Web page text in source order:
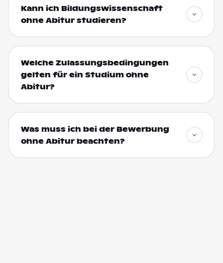
Kann ich Bildungswissenschaft
ohne Abitur studieren?
Welche Zulassungsbedingungen
gelten für ein Studium ohne
Abitur?
Was muss ich bei der Bewerbung
ohne Abitur beachten?